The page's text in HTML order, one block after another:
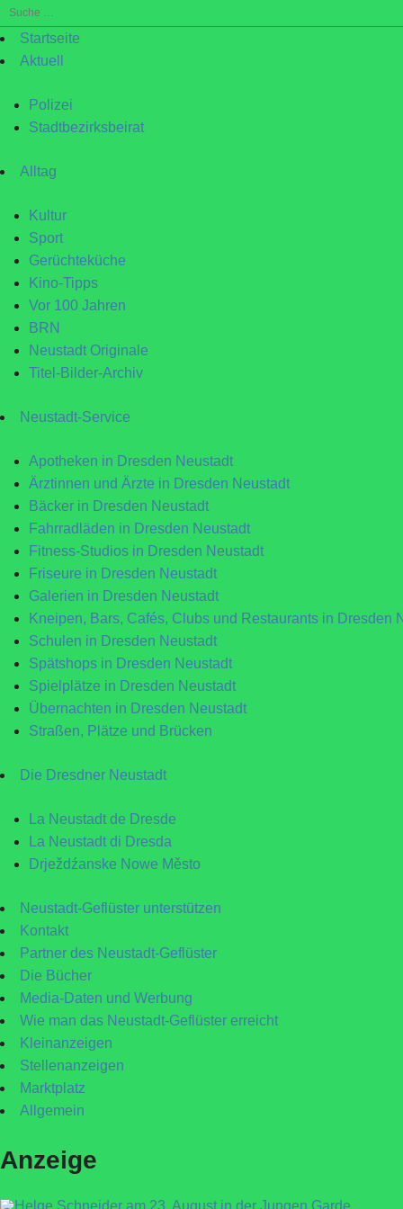
Suche
nach:Startseite
Aktuell
Polizei
Stadtbezirksbeirat
Alltag
Kultur
Sport
Gerüchteküche
Kino-Tipps
Vor 100 Jahren
BRN
Neustadt Originale
Titel-Bilder-Archiv
Neustadt-Service
Apotheken in Dresden Neustadt
Ärztinnen und Ärzte in Dresden Neustadt
Bäcker in Dresden Neustadt
Fahrradläden in Dresden Neustadt
Fitness-Studios in Dresden Neustadt
Friseure in Dresden Neustadt
Galerien in Dresden Neustadt
Kneipen, Bars, Cafés, Clubs und Restaurants in Dresden
Schulen in Dresden Neustadt
Spätshops in Dresden Neustadt
Spielplätze in Dresden Neustadt
Übernachten in Dresden Neustadt
Straßen, Plätze und Brücken
Die Dresdner Neustadt
La Neustadt de Dresde
La Neustadt di Dresda
Drježdźanske Nowe Město
Neustadt-Geflüster unterstützen
Kontakt
Partner des Neustadt-Geflüster
Die Bücher
Media-Daten und Werbung
Wie man das Neustadt-Geflüster erreicht
Kleinanzeigen
Stellenanzeigen
Marktplatz
Allgemein
Anzeige